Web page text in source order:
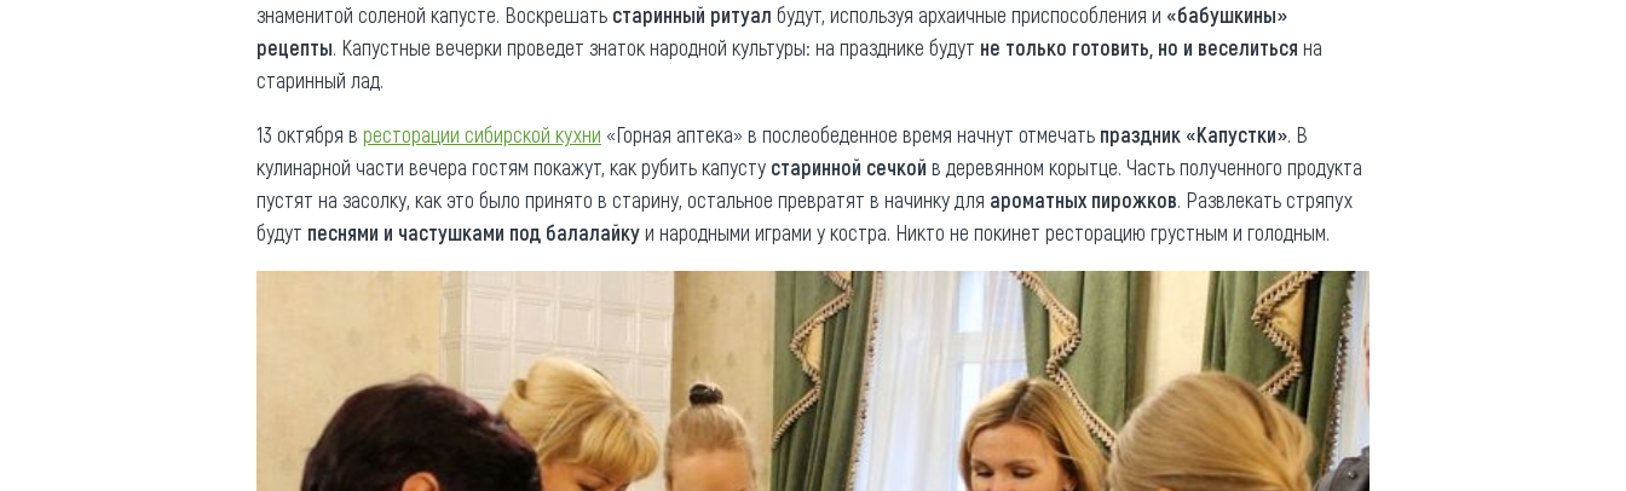
Придорожные кафе
Что привезти (сувениры)
Как добраться
Люди, прославившие Алтай
Видеогалерея
Фотогалерея
Другие рубрики
Противодействие коррупции
знаменитой соленой капусте. Воскрешать старинный ритуал будут, используя архаичные приспособления и «бабушкины»
рецепты. Капустные вечерки проведет знаток народной культуры: на празднике будут не только готовить, но и веселиться на
старинный лад.
13 октября в ресторации сибирской кухни «Горная аптека» в послеобеденное время начнут отмечать праздник «Капустки». В
кулинарной части вечера гостям покажут, как рубить капусту старинной сечкой в деревянном корытце. Часть полученного продукта
пустят на засолку, как это было принято в старину, остальное превратят в начинку для ароматных пирожков. Развлекать стряпух
будут песнями и частушками под балалайкуи народными играми у костра. Никто не покинет ресторацию грустным и голодным.